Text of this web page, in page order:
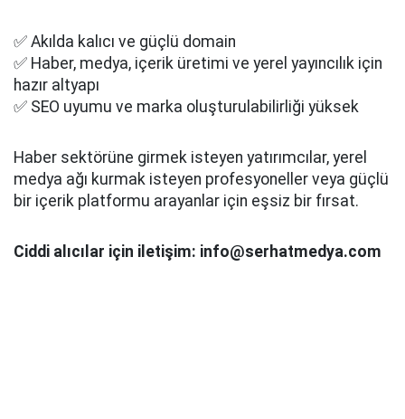
✅ Akılda kalıcı ve güçlü domain
✅ Haber, medya, içerik üretimi ve yerel yayıncılık için
hazır altyapı
✅ SEO uyumu ve marka oluşturulabilirliği yüksek
Haber sektörüne girmek isteyen yatırımcılar, yerel
medya ağı kurmak isteyen profesyoneller veya güçlü
bir içerik platformu arayanlar için eşsiz bir fırsat.
Ciddi alıcılar için iletişim: info@serhatmedya.com